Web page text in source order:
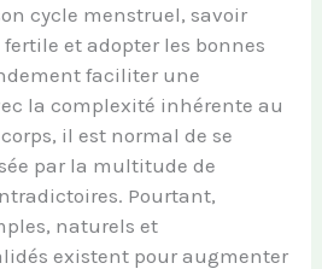
cycle menstruel, savoir
et adopter les bonnes
faciliter une
la complexité inhérente au
il est normal de se
par la multitude de
Pourtant,
naturels et
existent pour augmenter